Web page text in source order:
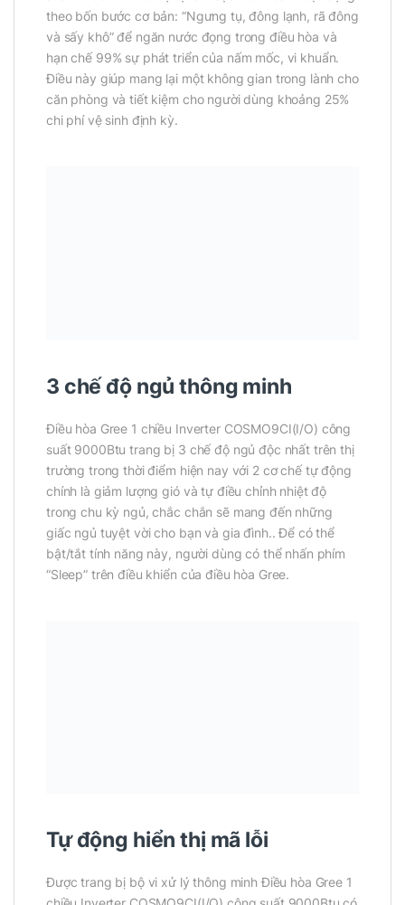
theo bốn bước cơ bản: “Ngưng tụ, đông lạnh, rã đông
và sấy khô” để ngăn nước đọng trong điều hòa và
hạn chế 99% sự phát triển của nấm mốc, vi khuẩn.
Điều này giúp mang lại một không gian trong lành cho
căn phòng và tiết kiệm cho người dùng khoảng 25%
chi phí vệ sinh định kỳ.
3 chế độ ngủ thông minh
Điều hòa Gree 1 chiều Inverter COSMO9CI(I/O) công
suất 9000Btu trang bị 3 chế độ ngủ độc nhất trên thị
trường trong thời điểm hiện nay với 2 cơ chế tự động
chính là giảm lượng gió và tự điều chỉnh nhiệt độ
trong chu kỳ ngủ, chắc chắn sẽ mang đến những
giấc ngủ tuyệt vời cho bạn và gia đình.. Để có thể
bật/tắt tính năng này, người dùng có thể nhấn phím
“Sleep” trên điều khiển của điều hòa Gree.
Tự động hiển thị mã lỗi
Được trang bị bộ vi xử lý thông minh Điều hòa Gree 1